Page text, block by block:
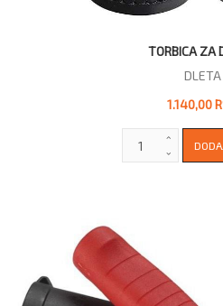
TORBICA ZA
DLETA
1.140,00